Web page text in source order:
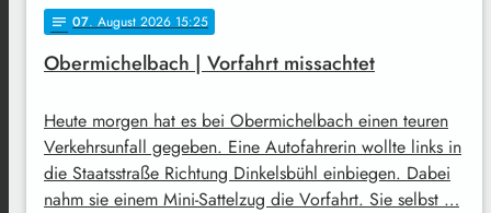
notes 07. August 2026 15:25
Obermichelbach | Vorfahrt missachtet
Heute morgen hat es bei Obermichelbach einen teuren
Verkehrsunfall gegeben. Eine Autofahrerin wollte links in
die Staatsstraße Richtung Dinkelsbühl einbiegen. Dabei
nahm sie einem Mini-Sattelzug die Vorfahrt. Sie selbst …